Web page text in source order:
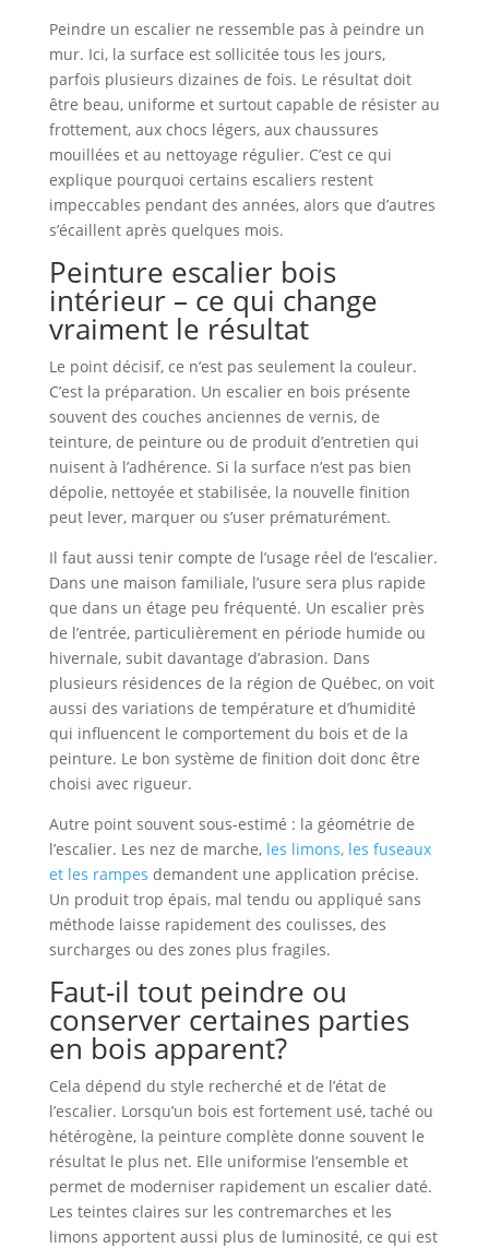
Peindre un escalier ne ressemble pas à peindre un
mur. Ici, la surface est sollicitée tous les jours,
parfois plusieurs dizaines de fois. Le résultat doit
être beau, uniforme et surtout capable de résister au
frottement, aux chocs légers, aux chaussures
mouillées et au nettoyage régulier. C’est ce qui
explique pourquoi certains escaliers restent
impeccables pendant des années, alors que d’autres
s’écaillent après quelques mois.
Peinture escalier bois
intérieur – ce qui change
vraiment le résultat
Le point décisif, ce n’est pas seulement la couleur.
C’est la préparation. Un escalier en bois présente
souvent des couches anciennes de vernis, de
teinture, de peinture ou de produit d’entretien qui
nuisent à l’adhérence. Si la surface n’est pas bien
dépolie, nettoyée et stabilisée, la nouvelle finition
peut lever, marquer ou s’user prématurément.
Il faut aussi tenir compte de l’usage réel de l’escalier.
Dans une maison familiale, l’usure sera plus rapide
que dans un étage peu fréquenté. Un escalier près
de l’entrée, particulièrement en période humide ou
hivernale, subit davantage d’abrasion. Dans
plusieurs résidences de la région de Québec, on voit
aussi des variations de température et d’humidité
qui influencent le comportement du bois et de la
peinture. Le bon système de finition doit donc être
choisi avec rigueur.
Autre point souvent sous-estimé : la géométrie de
l’escalier. Les nez de marche, les limons, les fuseaux
et les rampes demandent une application précise.
Un produit trop épais, mal tendu ou appliqué sans
méthode laisse rapidement des coulisses, des
surcharges ou des zones plus fragiles.
Faut-il tout peindre ou
conserver certaines parties
en bois apparent?
Cela dépend du style recherché et de l’état de
l’escalier. Lorsqu’un bois est fortement usé, taché ou
hétérogène, la peinture complète donne souvent le
résultat le plus net. Elle uniformise l’ensemble et
permet de moderniser rapidement un escalier daté.
Les teintes claires sur les contremarches et les
limons apportent aussi plus de luminosité, ce qui est